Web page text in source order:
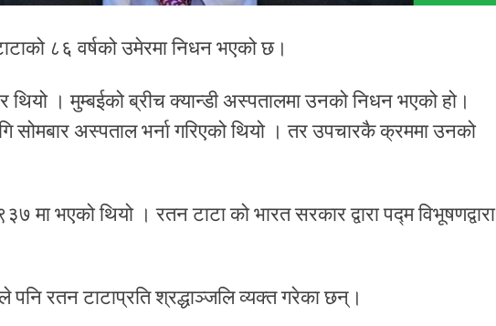
८६ वर्षको उमेरमा निधन भएको छ।​
। मुम्बईको ब्रीच क्यान्डी अस्पतालमा उनको निधन भएको हो।
सोमबार अस्पताल भर्ना गरिएको थियो । तर उपचारकै क्रममा उनको
मा भएको थियो । रतन टाटा को भारत सरकार द्वारा पद्म विभूषणद्वारा
पनि रतन टाटाप्रति श्रद्धाञ्जलि व्यक्त गरेका छन्।